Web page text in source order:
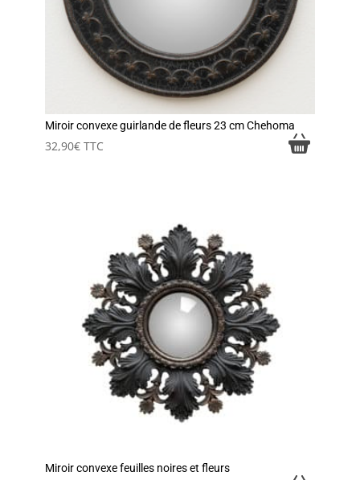
Miroir convexe guirlande de fleurs 23 cm Chehoma
32,90€ TTC
Miroir convexe feuilles noires et fleurs